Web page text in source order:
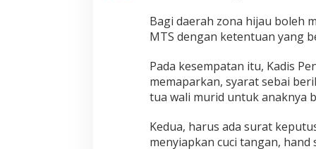
Bagi daerah zona hijau boleh
MTS dengan ketentuan yang
Pada kesempatan itu, Kadis
memaparkan, syarat sebai
tua wali murid untuk anaknya
Kedua, harus ada surat
menyiapkan cuci tangan,